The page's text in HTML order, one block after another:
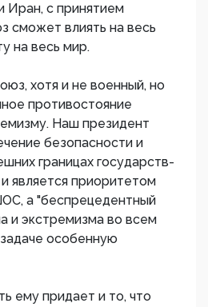
Иран, с принятием
сможет влиять на весь
на весь мир.
хотя и не военный, но
противостояние
Наш президент
безопасности и
границах государств-
является приоритетом
а "беспрецедентный
и экстремизма во всем
особенную
ему придает и то, что